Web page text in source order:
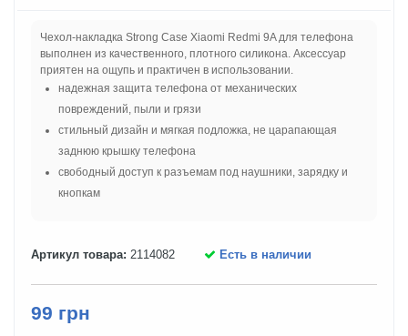
Чехол-накладка Strong Case Xiaomi Redmi 9A для телефона
выполнен из качественного, плотного силикона. Аксессуар
приятен на ощупь и практичен в использовании.
надежная защита телефона от механических
повреждений, пыли и грязи
стильный дизайн и мягкая подложка, не царапающая
заднюю крышку телефона
свободный доступ к разъемам под наушники, зарядку и
кнопкам
Артикул товара: 2114082 Есть в наличии
99 грн